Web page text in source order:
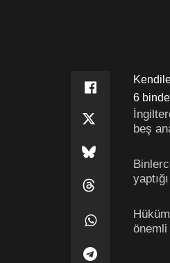
6
beş